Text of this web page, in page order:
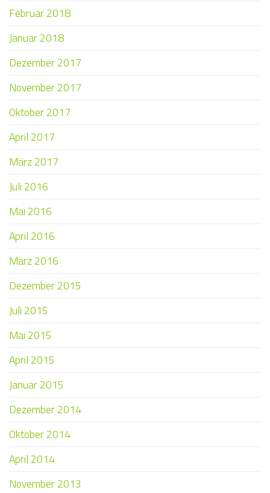
Februar 2018
Januar 2018
Dezember 2017
November 2017
Oktober 2017
April 2017
März 2017
Juli 2016
Mai 2016
April 2016
März 2016
Dezember 2015
Juli 2015
Mai 2015
April 2015
Januar 2015
Dezember 2014
Oktober 2014
April 2014
November 2013